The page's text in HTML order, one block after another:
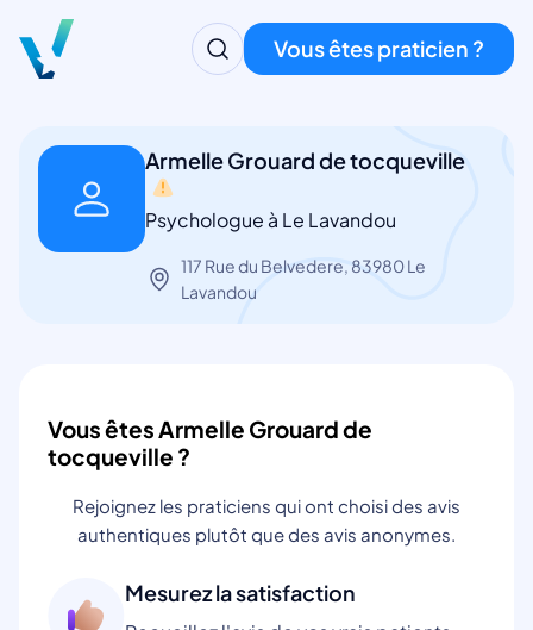
Vous êtes praticien ?
Armelle Grouard de tocqueville
Psychologue à Le Lavandou
117 Rue du Belvedere, 83980 Le
Lavandou
Vous êtes Armelle Grouard de
tocqueville ?
Rejoignez les praticiens qui ont choisi des avis
authentiques plutôt que des avis anonymes.
Mesurez la satisfaction